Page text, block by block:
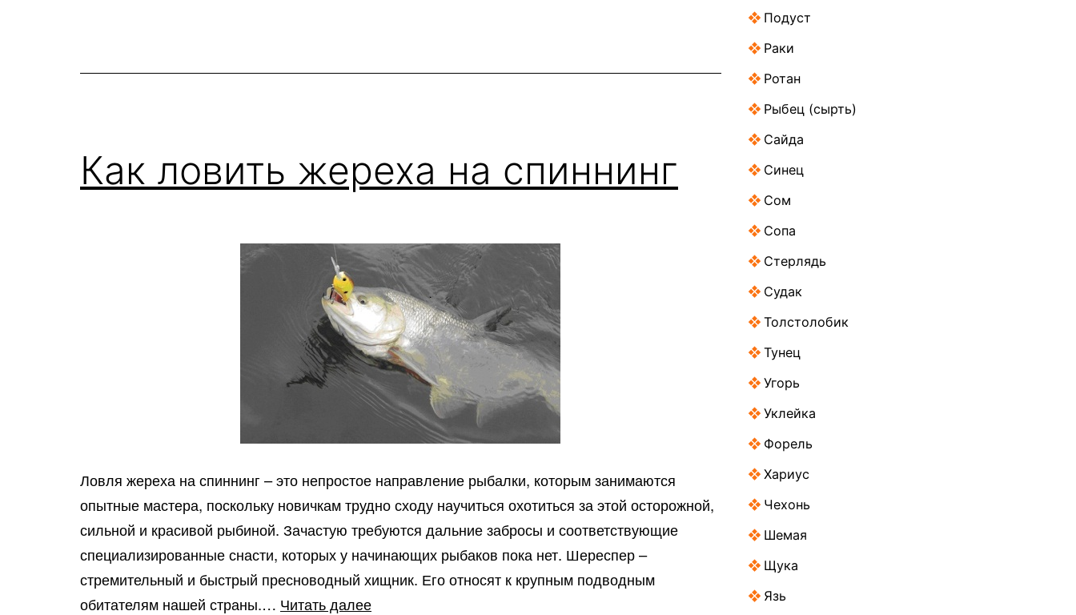
Как ловить жереха на спиннинг
Ловля жереха на спиннинг – это непростое направление рыбалки, которым занимаются
опытные мастера, поскольку новичкам трудно сходу научиться охотиться за этой осторожной,
сильной и красивой рыбиной. Зачастую требуются дальние забросы и соответствующие
специализированные снасти, которых у начинающих рыбаков пока нет. Шереспер –
стремительный и быстрый пресноводный хищник. Его относят к крупным подводным
обитателям нашей страны.… Читать далееКак
Подуст
Раки
Ротан
Рыбец (сырть)
Сайда
Синец
Сом
Сопа
Стерлядь
Судак
Толстолобик
Тунец
Угорь
Уклейка
Форель
Хариус
Чехонь
Шемая
Щука
Язь